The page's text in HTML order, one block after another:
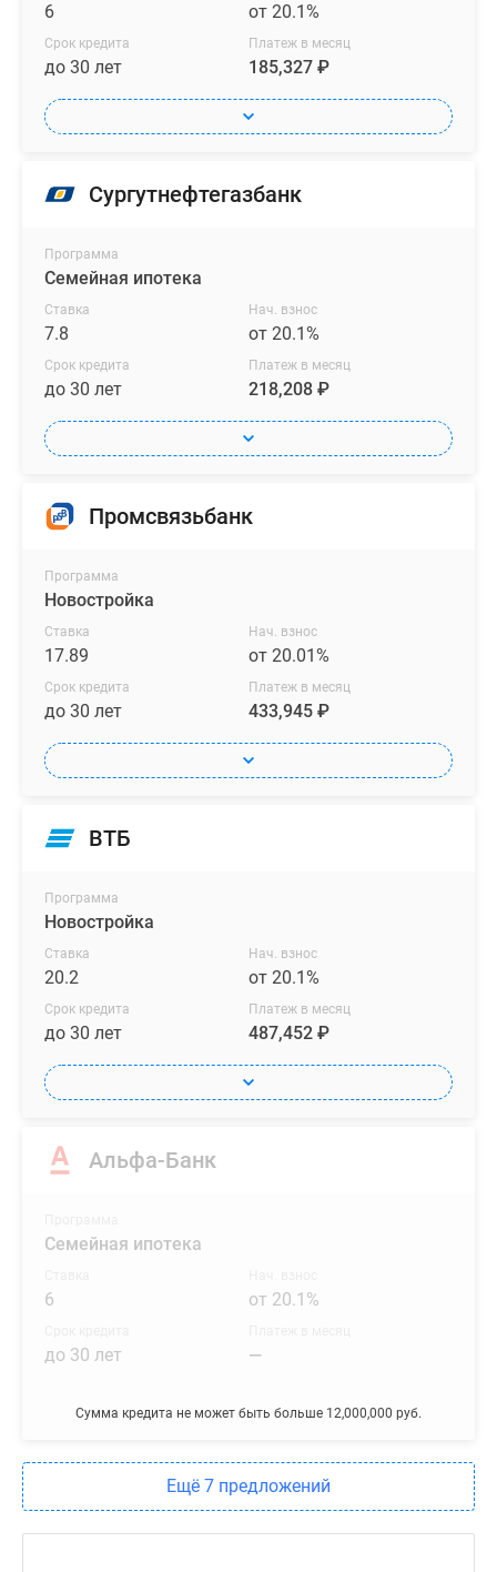
6 от 20.1%
Срок кредита
до 30 лет
Платеж в месяц
185,327 ₽
Сургутнефтегазбанк
Программа
Семейная ипотека
Ставка
7.8
Нач. взнос
от 20.1%
Срок кредита
до 30 лет
Платеж в месяц
218,208 ₽
Промсвязьбанк
Программа
Новостройка
Ставка
17.89
Нач. взнос
от 20.01%
Срок кредита
до 30 лет
Платеж в месяц
433,945 ₽
ВТБ
Программа
Новостройка
Ставка
20.2
Нач. взнос
от 20.1%
Срок кредита
до 30 лет
Платеж в месяц
487,452 ₽
Альфа-Банк
Сумма кредита не может быть больше 12,000,000 руб.
Семейная ипотека
6 от 20.1%
до 30 лет —
Ещё 7 предложений